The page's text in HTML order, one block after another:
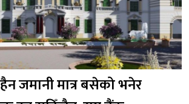
जमानी मात्र बसेको भनेर